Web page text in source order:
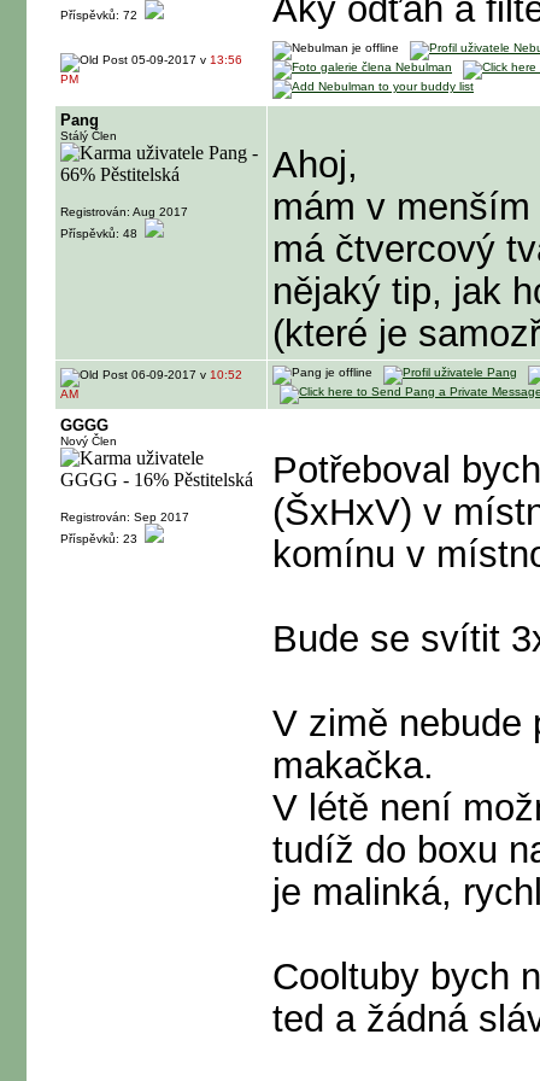
Příspěvků: 72 Aký odťah a
05-09-2017 v 13:56
PM
Pang
Stálý Člen
Registrován: Aug 2017
Příspěvků: 48
Ahoj,
mám v
má čtvercový
nějaký tip, jak
(které je
06-09-2017 v 10:52
AM
GGGG
Nový Člen
Registrován: Sep 2017
Příspěvků: 23
Potřeboval
(ŠxHxV) v
komínu v
Bude se svítit
V zimě nebude
makačka.
V létě není
tudíž do boxu
je malinká,
Cooltuby bych
ted a žádná